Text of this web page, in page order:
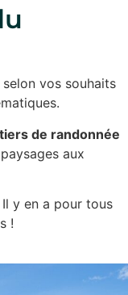
vos souhaits
de randonnée
aux
y en a pour tous
!